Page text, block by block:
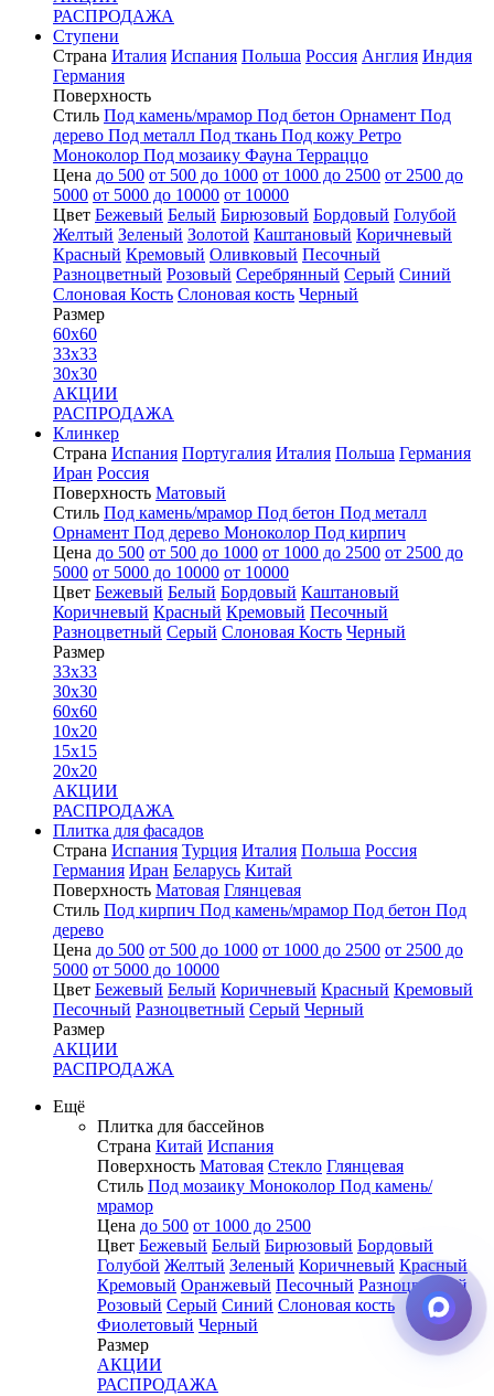
РАСПРОДАЖА
Ступени
Страна Италия Испания Польша Россия Англия Индия
Германия
Поверхность
Стиль Под камень/мрамор Под бетон Орнамент Под
дерево Под металл Под ткань Под кожу Ретро
Моноколор Под мозаику Фауна Терраццо
Цена до 500 от 500 до 1000 от 1000 до 2500 от 2500 до
5000 от 5000 до 10000 от 10000
Цвет Бежевый Белый Бирюзовый Бордовый Голубой
Желтый Зеленый Золотой Каштановый Коричневый
Красный Кремовый Оливковый Песочный
Разноцветный Розовый Серебрянный Серый Синий
Слоновая Кость Слоновая кость Черный
Размер
60x60
33x33
30x30
АКЦИИ
РАСПРОДАЖА
Клинкер
Страна Испания Португалия Италия Польша Германия
Иран Россия
Поверхность Матовый
Стиль Под камень/мрамор Под бетон Под металл
Орнамент Под дерево Моноколор Под кирпич
Цена до 500 от 500 до 1000 от 1000 до 2500 от 2500 до
5000 от 5000 до 10000 от 10000
Цвет Бежевый Белый Бордовый Каштановый
Коричневый Красный Кремовый Песочный
Разноцветный Серый Слоновая Кость Черный
Размер
33x33
30x30
60x60
10x20
15x15
20x20
АКЦИИ
РАСПРОДАЖА
Плитка для фасадов
Страна Испания Турция Италия Польша Россия
Германия Иран Беларусь Китай
Поверхность Матовая Глянцевая
Стиль Под кирпич Под камень/мрамор Под бетон Под
дерево
Цена до 500 от 500 до 1000 от 1000 до 2500 от 2500 до
5000 от 5000 до 10000
Цвет Бежевый Белый Коричневый Красный Кремовый
Песочный Разноцветный Серый Черный
Размер
АКЦИИ
РАСПРОДАЖА
Ещё
Плитка для бассейнов
Страна Китай Испания
Поверхность Матовая Стекло Глянцевая
Стиль Под мозаику Моноколор Под камень/
мрамор
Цена до 500 от 1000 до 2500
Цвет Бежевый Белый Бирюзовый Бордовый
Голубой Желтый Зеленый Коричневый Красный
Кремовый Оранжевый Песочный Разноцветный
Розовый Серый Синий Слоновая кость
Фиолетовый Черный
Размер
АКЦИИ
РАСПРОДАЖА